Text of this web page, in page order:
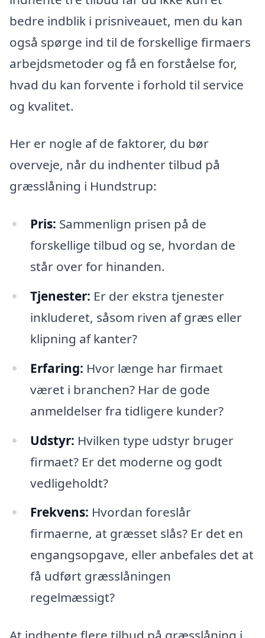
bedre indblik i prisniveauet, men du kan
også spørge ind til de forskellige firmaers
arbejdsmetoder og få en forståelse for,
hvad du kan forvente i forhold til service
og kvalitet.
Her er nogle af de faktorer, du bør
overveje, når du indhenter tilbud på
græsslåning i Hundstrup:
Pris: Sammenlign prisen på de
forskellige tilbud og se, hvordan de
står over for hinanden.
Tjenester: Er der ekstra tjenester
inkluderet, såsom riven af græs eller
klipning af kanter?
Erfaring: Hvor længe har firmaet
været i branchen? Har de gode
anmeldelser fra tidligere kunder?
Udstyr: Hvilken type udstyr bruger
firmaet? Er det moderne og godt
vedligeholdt?
Frekvens: Hvordan foreslår
firmaerne, at græsset slås? Er det en
engangsopgave, eller anbefales det at
få udført græsslåningen
regelmæssigt?